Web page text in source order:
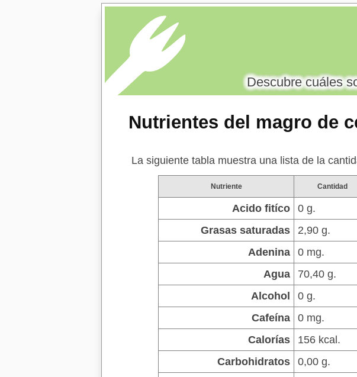
Nutrientes del magro de
Descubre cuáles
La siguiente tabla muestra una lista de la
Nutriente Cantidad
Acido fitíco 0 g.
Grasas saturadas
2,90 g.
Adenina
0 mg.
Agua
70,40 g.
Alcohol
0 g.
Cafeína
0 mg.
Calorías
156 kcal.
Carbohidratos
0,00 g.